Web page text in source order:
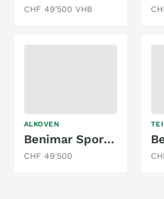
CHF 49'500 VHB
ALKOVEN
Benimar Sport 340 UP
CHF 49'500